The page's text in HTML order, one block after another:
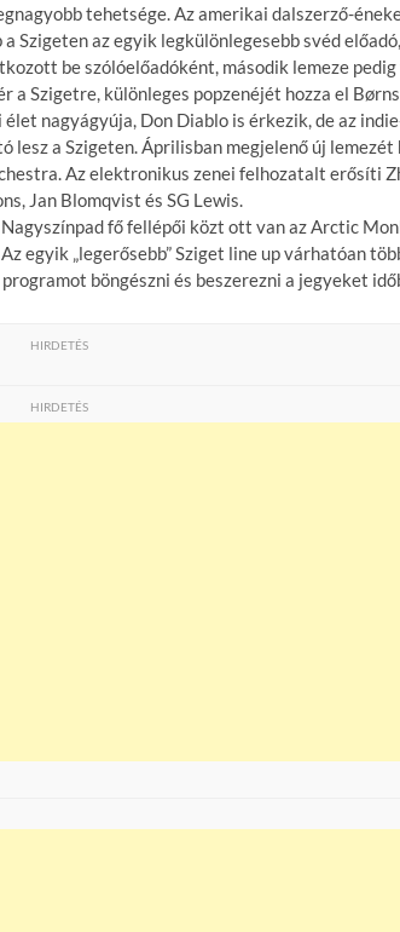
tehetsége. Az amerikai dalszerző-
Szigeten az egyik legkülönlegesebb svéd
be szólóelőadóként, második lemeze
Szigetre, különleges popzenéjét hozza el
nagyágyúja, Don Diablo is érkezik, de az
a Szigeten. Áprilisban megjelenő új lemezét
Az elektronikus zenei felhozatalt erősíti
Jan Blomqvist és SG Lewis.
fő fellépői közt ott van az Arctic
egyik „legerősebb” Sziget line up várhatóan
böngészni és beszerezni a jegyeket
HIRDETÉS
HIRDETÉS